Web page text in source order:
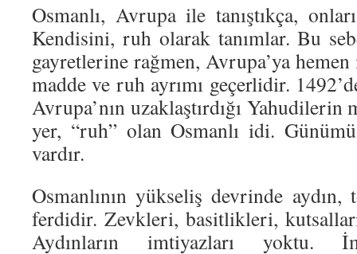
Osmanlı, Avrupa ile tanıştıkça,
Kendisini, ruh olarak tanımlar. Bu
gayretlerine rağmen, Avrupa’ya
madde ve ruh ayrımı geçerlidir.
Avrupa’nın uzaklaştırdığı
yer, “ruh” olan Osmanlı idi.
vardır.
Osmanlının yükseliş devrinde
ferdidir. Zevkleri, basitlikleri,
Aydınların imtiyazları yoktu.